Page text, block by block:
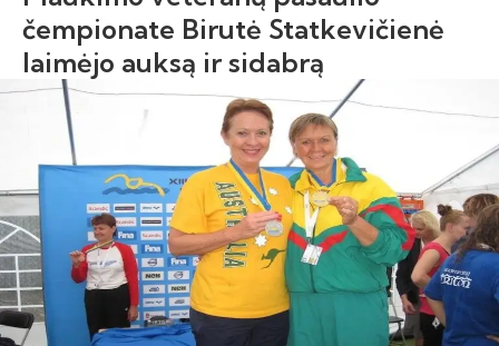
čempionate Birutė Statkevičienė
laimėjo auksą ir sidabrą